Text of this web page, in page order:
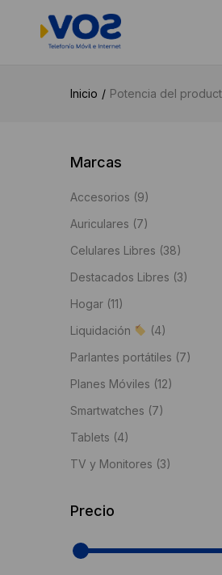
Inicio Potencia del
Marcas
Accesorios (9)
Auriculares (7)
Celulares Libres (38)
Destacados Libres (3)
Hogar (11)
Liquidación
(4)
Parlantes portátiles (7)
Planes Móviles (12)
Smartwatches (7)
Tablets (4)
TV y Monitores (3)
Precio